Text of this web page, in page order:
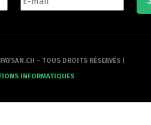
- TOUS DROITS RÉSERVÉS |
INFORMATIQUES